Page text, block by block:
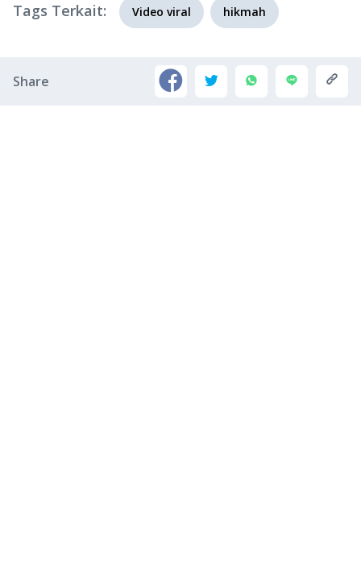
Tags Terkait: Video viral hikmah
Share